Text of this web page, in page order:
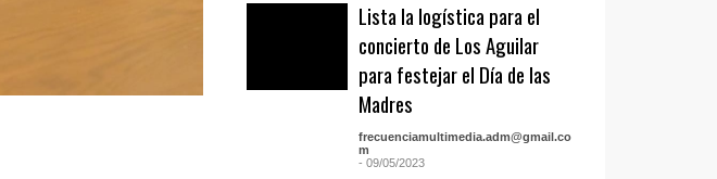
Lista la logística para el
concierto de Los Aguilar
para festejar el Día de las
Madres
frecuenciamultimedia.adm@gmail.co
m
- 09/05/2023